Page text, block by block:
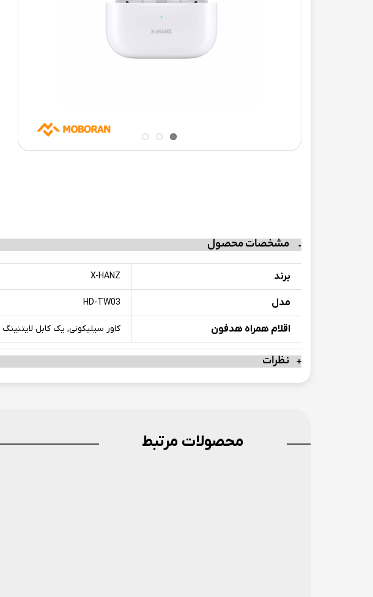
مشخصات محصول
برند X-HANZ
مدل HD-TW03
اقلام همراه هدفون کاور سیلیکونی, یک کابل لایتنینگ
نظرات
محصولات مرتبط